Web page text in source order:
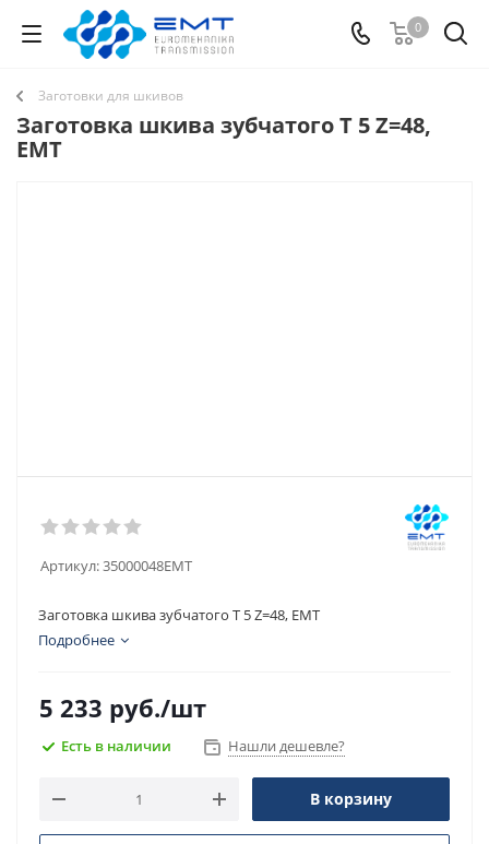
0
Заготовки для шкивов
Заготовка шкива зубчатого T 5 Z=48,
EMT
Артикул:35000048EMT
Заготовка шкива зубчатого T 5 Z=48, EMT
Подробнее
5 233 руб./шт
Есть в наличии Нашли дешевле?
В корзину